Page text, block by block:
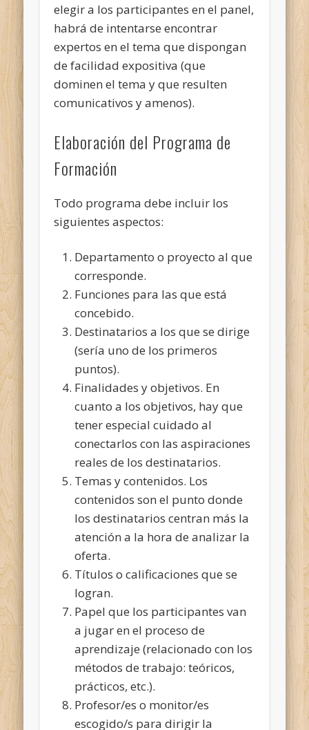
elegir a los participantes en el panel,
habrá de intentarse encontrar
expertos en el tema que dispongan
de facilidad expositiva (que
dominen el tema y que resulten
comunicativos y amenos).
Elaboración del Programa de
Formación
Todo programa debe incluir los
siguientes aspectos:
Departamento o proyecto al que
corresponde.
Funciones para las que está
concebido.
Destinatarios a los que se dirige
(sería uno de los primeros
puntos).
Finalidades y objetivos. En
cuanto a los objetivos, hay que
tener especial cuidado al
conectarlos con las aspiraciones
reales de los destinatarios.
Temas y contenidos. Los
contenidos son el punto donde
los destinatarios centran más la
atención a la hora de analizar la
oferta.
Títulos o calificaciones que se
logran.
Papel que los participantes van
a jugar en el proceso de
aprendizaje (relacionado con los
métodos de trabajo: teóricos,
prácticos, etc.).
Profesor/es o monitor/es
escogido/s para dirigir la